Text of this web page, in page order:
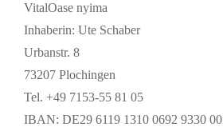
VitalOase nyima
Inhaberin: Ute Schaber
Urbanstr. 8
73207 Plochingen
Tel. +49 7153-55 81 05
IBAN: DE29 6119 1310 0692 9330 00